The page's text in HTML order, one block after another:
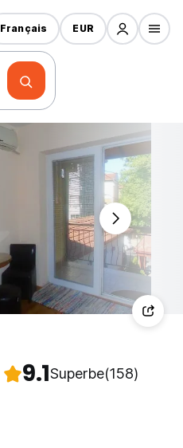
Français EUR
9.1Superbe(158)